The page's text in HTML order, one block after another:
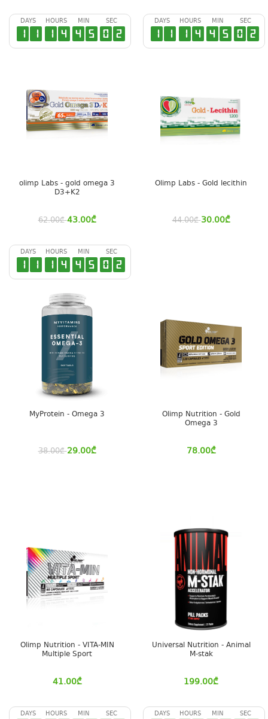
DAYS
1 1
HOURS
1 4
MIN
4 5
SEC
0 1
olimp Labs - gold omega 3
D3+K2
62.00₾ 43.00₾
DAYS
1 1
HOURS
1 4
MIN
4 5
SEC
0 1
Olimp Labs - Gold lecithin
44.00₾ 30.00₾
DAYS
1 1
HOURS
1 4
MIN
4 5
SEC
0 1
MyProtein - Omega 3
38.00₾ 29.00₾
Olimp Nutrition - Gold
Omega 3
78.00₾
Olimp Nutrition - VITA-MIN
Multiple Sport
41.00₾
Universal Nutrition - Animal
M-stak
199.00₾
DAYS HOURS MIN SEC DAYS HOURS MIN SEC